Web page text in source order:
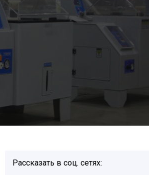
Рассказать в соц. сетях: